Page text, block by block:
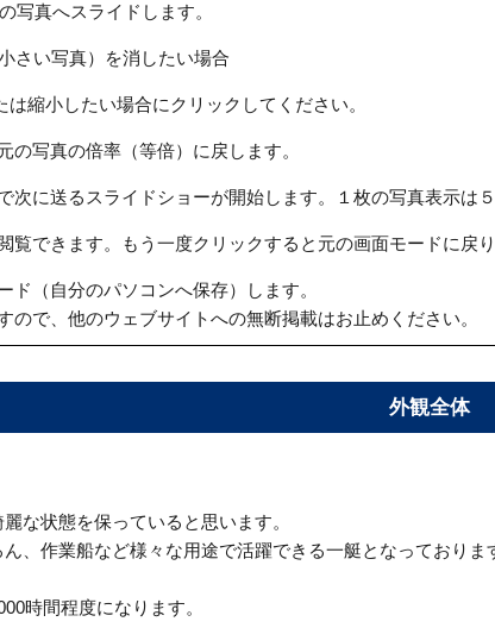
写真へスライドします。
さい写真）を消したい場合
縮小したい場合にクリックしてください。
の写真の倍率（等倍）に戻します。
次に送るスライドショーが開始します。１枚の写真表示は５
覧できます。もう一度クリックすると元の画面モードに戻り
ド（自分のパソコンへ保存）します。
ので、他のウェブサイトへの無断掲載はお止めください。
外観全体
な状態を保っていると思います。
、作業船など様々な用途で活躍できる一艇となっておりま
時間程度になります。